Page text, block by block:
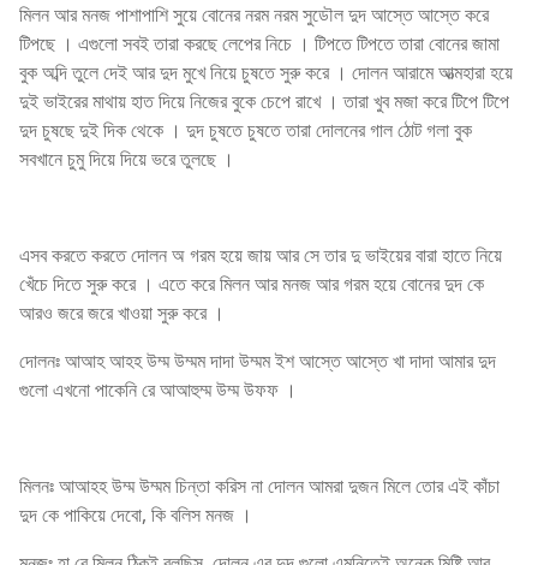
মিলন আর মনজ পাশাপাশি সুয়ে বোনের নরম নরম সুডৌল দুদ আস্তে আস্তে করে
টিপছে । এগুলো সবই তারা করছে লেপের নিচে । টিপতে টিপতে তারা বোনের জামা
বুক অব্দি তুলে দেই আর দুদ মুখে নিয়ে চুষতে সুরু করে । দোলন আরামে আত্মহারা হয়ে
দুই ভাইরের মাথায় হাত দিয়ে নিজের বুকে চেপে রাখে । তারা খুব মজা করে টিপে টিপে
দুদ চুষছে দুই দিক থেকে । দুদ চুষতে চুষতে তারা দোলনের গাল ঠোট গলা বুক
সবখানে চুমু দিয়ে দিয়ে ভরে তুলছে ।
এসব করতে করতে দোলন অ গরম হয়ে জায় আর সে তার দু ভাইয়ের বারা হাতে নিয়ে
খেঁচে দিতে সুরু করে । এতে করে মিলন আর মনজ আর গরম হয়ে বোনের দুদ কে
আরও জরে জরে খাওয়া সুরু করে ।
দোলনঃ আআহ আহহ উম্ম উম্মম দাদা উম্মম ইশ আস্তে আস্তে খা দাদা আমার দুদ
গুলো এখনো পাকেনি রে আআহুম্ম উম্ম উফফ ।
মিলনঃ আআহহ উম্ম উম্মম চিন্তা করিস না দোলন আমরা দুজন মিলে তোর এই কাঁচা
দুদ কে পাকিয়ে দেবো, কি বলিস মনজ ।